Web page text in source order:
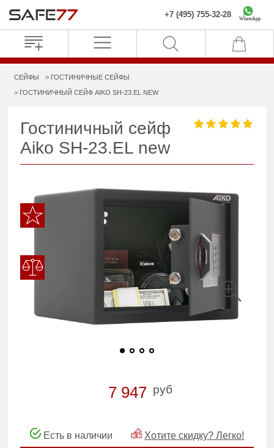
+7 (495) 755-32-28 WhatsApp
СЕЙФЫ ГОСТИНИЧНЫЕ СЕЙФЫ
ГОСТИНИЧНЫЙ СЕЙФ AIKO SH-23.EL NEW
Гостиничный сейф
Aiko SH-23.EL new
7 947 руб
Есть в наличии Хотите скидку? Легко!